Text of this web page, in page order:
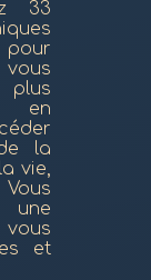
33
plus
en
la
vie,
et